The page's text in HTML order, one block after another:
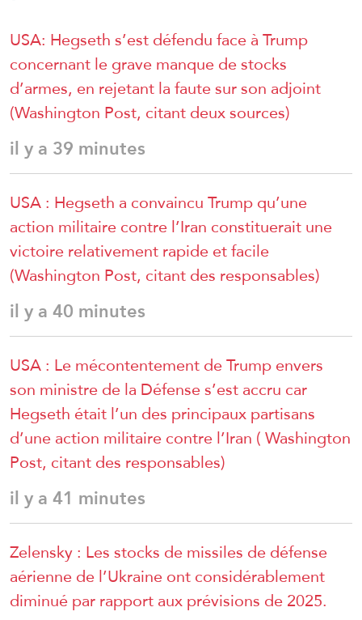
USA: Hegseth s’est défendu face à Trump
concernant le grave manque de stocks
d’armes, en rejetant la faute sur son adjoint
(Washington Post, citant deux sources)
il y a 39 minutes
USA : Hegseth a convaincu Trump qu’une
action militaire contre l’Iran constituerait une
victoire relativement rapide et facile
(Washington Post, citant des responsables)
il y a 40 minutes
USA : Le mécontentement de Trump envers
son ministre de la Défense s’est accru car
Hegseth était l’un des principaux partisans
d’une action militaire contre l’Iran ( Washington
Post, citant des responsables)
il y a 41 minutes
Zelensky : Les stocks de missiles de défense
aérienne de l’Ukraine ont considérablement
diminué par rapport aux prévisions de 2025.